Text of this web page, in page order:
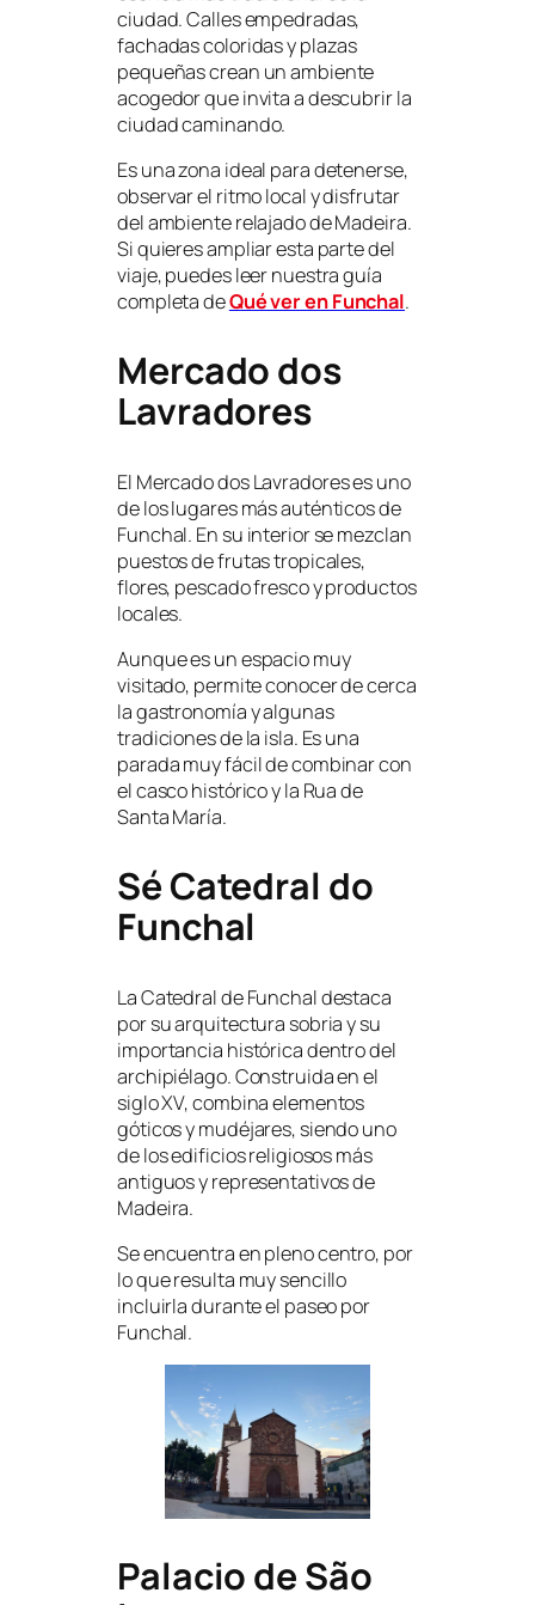
ciudad. Calles empedradas,
fachadas coloridas y plazas
pequeñas crean un ambiente
acogedor que invita a descubrir la
ciudad caminando.
Es una zona ideal para detenerse,
observar el ritmo local y disfrutar
del ambiente relajado de Madeira.
Si quieres ampliar esta parte del
viaje, puedes leer nuestra guía
completa deQué ver en Funchal.
Mercado dos
Lavradores
El Mercado dos Lavradores es uno
de los lugares más auténticos de
Funchal. En su interior se mezclan
puestos de frutas tropicales,
flores, pescado fresco y productos
locales.
Aunque es un espacio muy
visitado, permite conocer de cerca
la gastronomía y algunas
tradiciones de la isla. Es una
parada muy fácil de combinar con
el casco histórico y la Rua de
Santa María.
Sé Catedral do
Funchal
La Catedral de Funchal destaca
por su arquitectura sobria y su
importancia histórica dentro del
archipiélago. Construida en el
siglo XV, combina elementos
góticos y mudéjares, siendo uno
de los edificios religiosos más
antiguos y representativos de
Madeira.
Se encuentra en pleno centro, por
lo que resulta muy sencillo
incluirla durante el paseo por
Funchal.
Palacio de São